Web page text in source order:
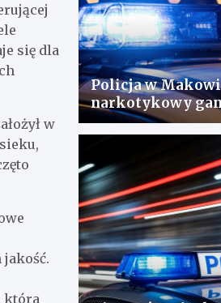
się dla
w
która
Policja w
narkotykowy